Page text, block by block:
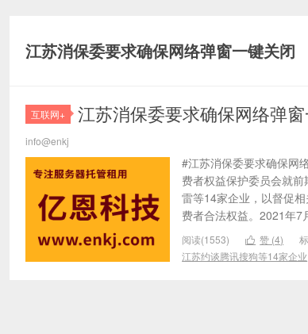
江苏消保委要求确保网络弹窗一键关闭
互联网+ 江苏消保委要求确保网络弹
info@enkj
#江苏消保委要求确保网
费者权益保护委员会就
雷等14家企业，以督促
费者合法权益。2021年7
阅读(1553)  赞 (4)
江苏约谈腾讯搜狗等14家企业